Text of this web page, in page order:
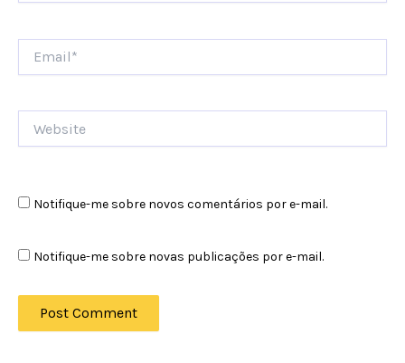
Notifique-me sobre novos comentários por e-mail.
Notifique-me sobre novas publicações por e-mail.